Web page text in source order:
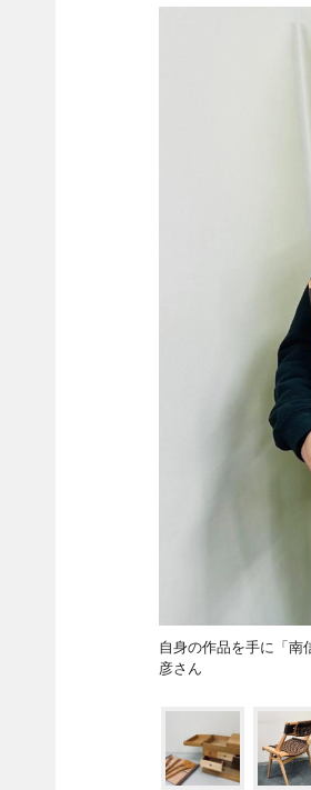
自身の作品を手に「南
彦さん